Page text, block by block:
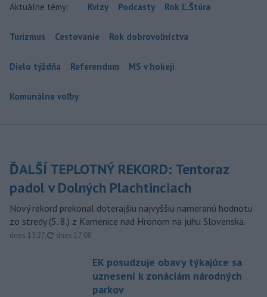
Aktuálne témy: Kvízy Podcasty Rok Ľ.Štúra
Turizmus Cestovanie Rok dobrovoľníctva
Dielo týždňa Referendum MS v hokeji
Komunálne voľby
ĎALŠÍ TEPLOTNÝ REKORD: Tentoraz
padol v Dolných Plachtinciach
Nový rekord prekonal doterajšiu najvyššiu nameranú hodnotu
zo stredy (5. 8.) z Kamenice nad Hronom na juhu Slovenska.
dnes 15:27, aktualizované
dnes 17:08
EK posudzuje obavy týkajúce sa
uznesení k zonáciám národných
parkov